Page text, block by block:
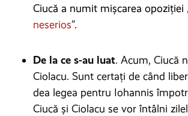
Ciucă a numit mișcarea opoziției
neserios”.
De la ce s-au luat. Acum, Ciucă
Ciolacu. Sunt certați de când
dea legea pentru Iohannis
Ciucă și Ciolacu se vor întâlni